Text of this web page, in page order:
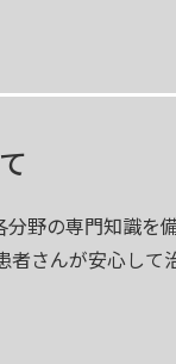
野の専門知識を
さんが安心して